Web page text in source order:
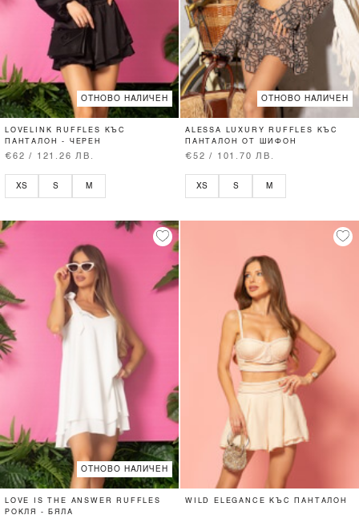
ОТНОВО НАЛИЧЕН
LOVELINK RUFFLES КЪС
ПАНТАЛОН - ЧЕРЕН
€62 / 121.26 ЛВ.
XS S M
ОТНОВО НАЛИЧЕН
ALESSA LUXURY RUFFLES КЪС
ПАНТАЛОН ОТ ШИФОН
€52 / 101.70 ЛВ.
XS S M
ОТНОВО НАЛИЧЕН
LOVE IS THE ANSWER RUFFLES
РОКЛЯ - БЯЛА
WILD ELEGANCE КЪС ПАНТАЛОН